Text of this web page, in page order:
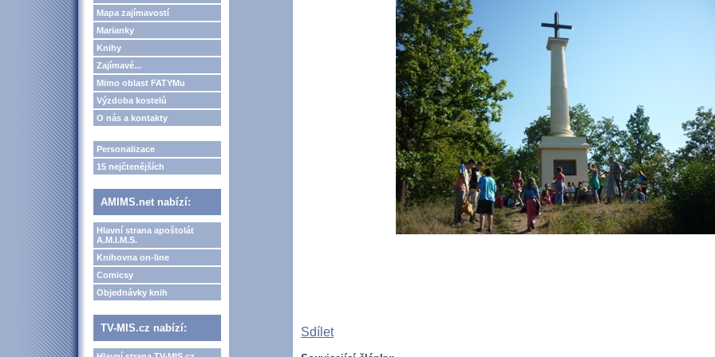
Mapa zajímavostí
Marianky
Knihy
Zajímavé...
Mimo oblast FATYMu
Výzdoba kostelů
O nás a kontakty
Personalizace
15 nejčtenějších
AMIMS.net nabízí:
Hlavní strana apoštolát
A.M.I.M.S.
Knihovna on-line
Comicsy
Objednávky knih
TV-MIS.cz nabízí: Sdílet